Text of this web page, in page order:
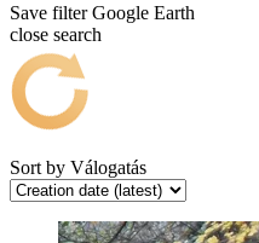
Save filter Google Earth
close search
Sort by Válogatás